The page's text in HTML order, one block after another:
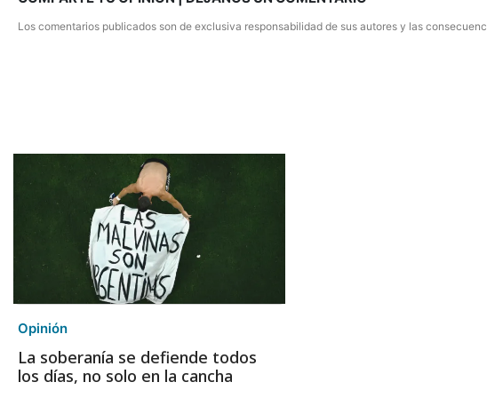
Los comentarios publicados son de exclusiva responsabilidad de sus autores y las
Opinión
La soberanía se defiende todos
los días, no solo en la cancha